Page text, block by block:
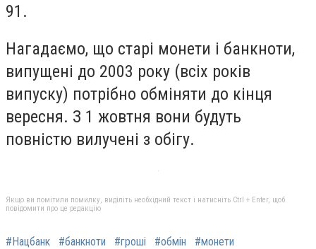
91.
Нагадаємо, що старі монети і банкноти,
випущені до 2003 року (всіх років
випуску) потрібно обміняти до кінця
вересня. З 1 жовтня вони будуть
повністю вилучені з обігу.
Якщо ви помітили помилку, виділіть необхідний текст і натисніть Ctrl + Enter, щоб
повідомити про це редакцію
#Нацбанк #банкноти #гроші #обмін #монети